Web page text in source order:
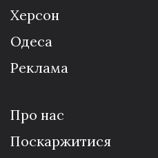
Херсон
Одеса
Реклама
Про нас
Поскаржитися